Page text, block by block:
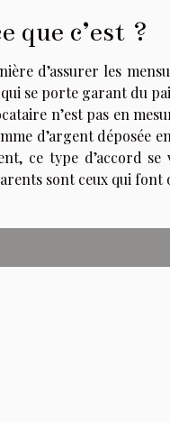
que c’est ?
d’assurer les
se porte garant du
n’est pas en
d’argent
ce type d’accord
sont ceux qui font